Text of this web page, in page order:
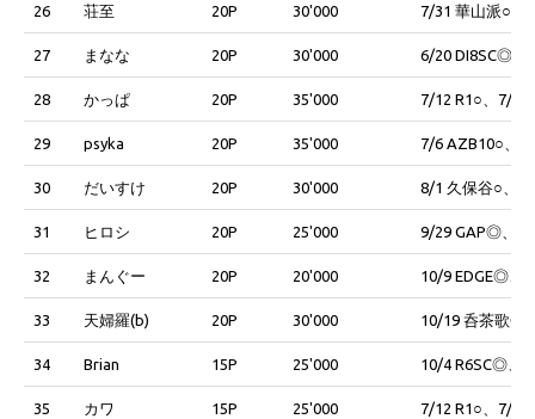
26 荘至 20P 30'000 7/31 華山派○、
27 まなな 20P 30'000 6/20 DI8SC◎、
28 かっぱ 20P 35'000 7/12 R1○、7/
29 psyka 20P 35'000 7/6 AZB10○、
30 だいすけ 20P 30'000 8/1 久保谷○、
31 ヒロシ 20P 25'000 9/29 GAP◎、
32 まんぐー 20P 20'000 10/9 EDGE◎、
33 天婦羅(b) 20P 30'000 10/19 呑茶歌◎
34 Brian 15P 25'000 10/4 R6SC◎、
35 カワ 15P 25'000 7/12 R1○、7/15